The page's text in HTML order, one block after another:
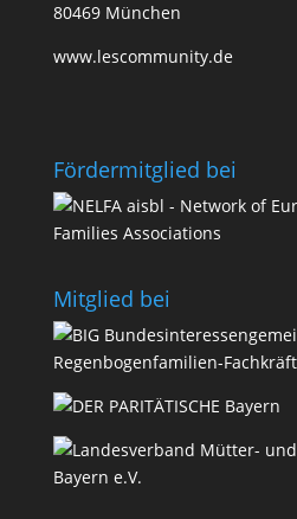
80469 München
www.lescommunity.de
Förder­­mit­glied bei
Mit­glied bei